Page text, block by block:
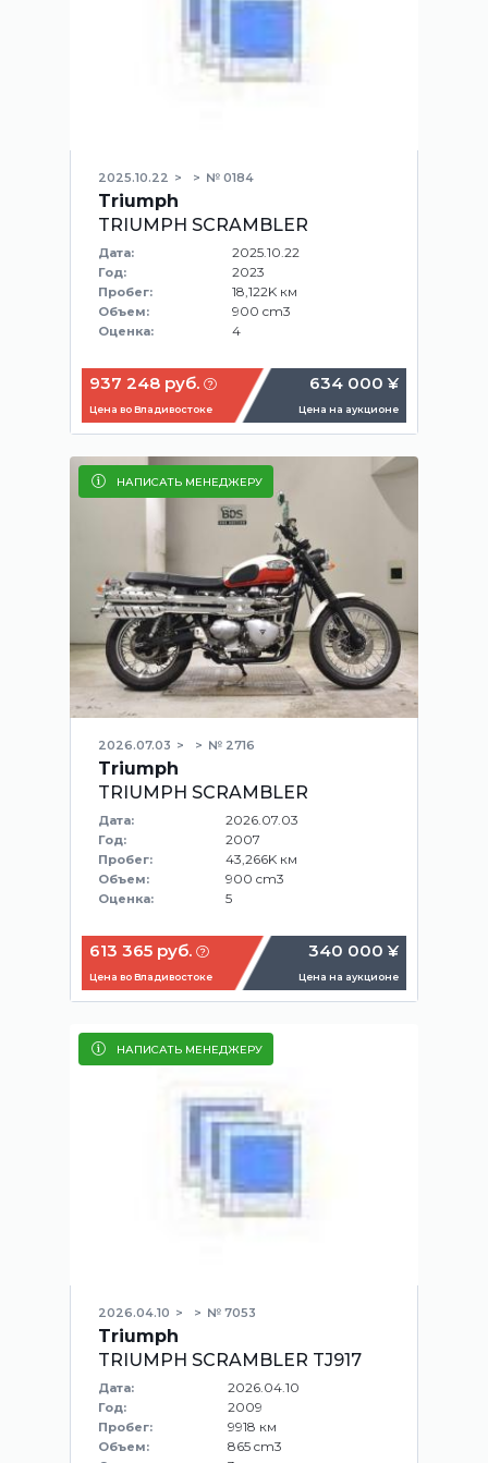
2025.10.22 № 0184
Triumph
TRIUMPH SCRAMBLER
Дата: 2025.10.22
Год: 2023
Пробег: 18,122K км
Объем: 900 cm3
Оценка: 4
937 248 руб.
Цена во Владивостоке
634 000 ¥
Цена на аукционе
НАПИСАТЬ МЕНЕДЖЕРУ
2026.07.03 № 2716
Triumph
TRIUMPH SCRAMBLER
Дата: 2026.07.03
Год: 2007
Пробег: 43,266K км
Объем: 900 cm3
Оценка: 5
613 365 руб.
Цена во Владивостоке
340 000 ¥
Цена на аукционе
НАПИСАТЬ МЕНЕДЖЕРУ
2026.04.10 № 7053
Triumph
TRIUMPH SCRAMBLER TJ917
Дата: 2026.04.10
Год: 2009
Пробег: 9918 км
Объем: 865 cm3